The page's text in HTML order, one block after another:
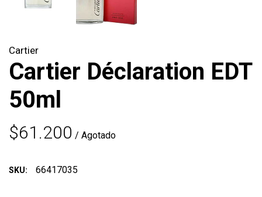
Cartier
Cartier Déclaration EDT
50ml
$61.200 / Agotado
SKU: 66417035